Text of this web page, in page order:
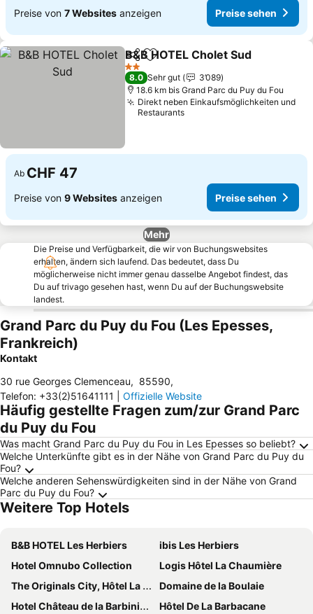
Preise von 7 Websites anzeigen Preise sehen
TeilenZu Favoriten hinzufügen
B&B HOTEL Cholet Sud
2 Sterne
8.0 Sehr gut
3’089
18.6 km bis Grand Parc du Puy du Fou
Direkt neben Einkaufsmöglichkeiten und
Restaurants
Ab CHF 47
Preise von 9 Websites anzeigen Preise sehen
Mehr
Die Preise und Verfügbarkeit, die wir von Buchungswebsites
erhalten, ändern sich laufend. Das bedeutet, dass Du
möglicherweise nicht immer genau dasselbe Angebot findest, das
Du auf trivago gesehen hast, wenn Du auf der Buchungswebsite
landest.
Grand Parc du Puy du Fou (Les Epesses,
Frankreich)
Kontakt
30 rue Georges Clemenceau, 85590,
Telefon: +33(2)51641111 Offizielle Website
Häufig gestellte Fragen zum/zur Grand Parc
du Puy du Fou
Was macht Grand Parc du Puy du Fou in Les Epesses so beliebt?
Welche Unterkünfte gibt es in der Nähe von Grand Parc du Puy du
Fou?
Welche anderen Sehenswürdigkeiten sind in der Nähe von Grand
Parc du Puy du Fou?
Weitere Top Hotels
B&B HOTEL Les Herbiers
ibis Les Herbiers
Hotel Omnubo Collection
Logis Hôtel La Chaumière
The Originals City, Hôtel La Verriaire, Cholet Sud
Domaine de la Boulaie
Hotel Château de la Barbinière
Hôtel De La Barbacane